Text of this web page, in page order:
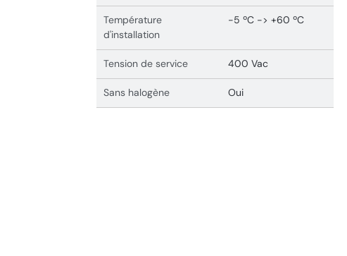
Température
d'installation
-5 ºC -> +60 ºC
Tension de service 400 Vac
Sans halogène Oui